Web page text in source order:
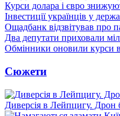
Курси долара і євро
Інвестиції українців у
Ощадбанк відзвітував про
Два депутати приховали
Обмінники оновили курси
Сюжети
Диверсія в Лейпцигу. Дрон